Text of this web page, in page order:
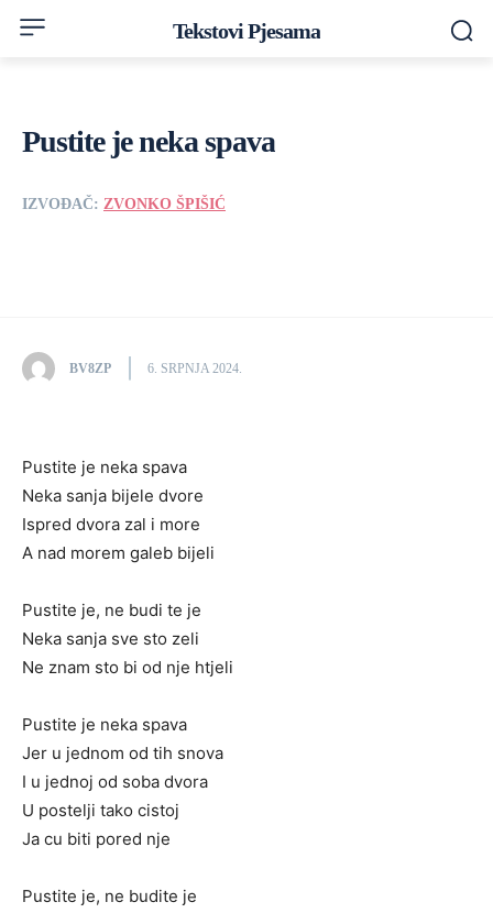
Tekstovi Pjesama
Pustite je neka spava
IZVOĐAČ: ZVONKO ŠPIŠIĆ
BV8ZP 6. SRPNJA 2024.
Pustite je neka spava
Neka sanja bijele dvore
Ispred dvora zal i more
A nad morem galeb bijeli
Pustite je, ne budi te je
Neka sanja sve sto zeli
Ne znam sto bi od nje htjeli
Pustite je neka spava
Jer u jednom od tih snova
I u jednoj od soba dvora
U postelji tako cistoj
Ja cu biti pored nje
Pustite je, ne budite je